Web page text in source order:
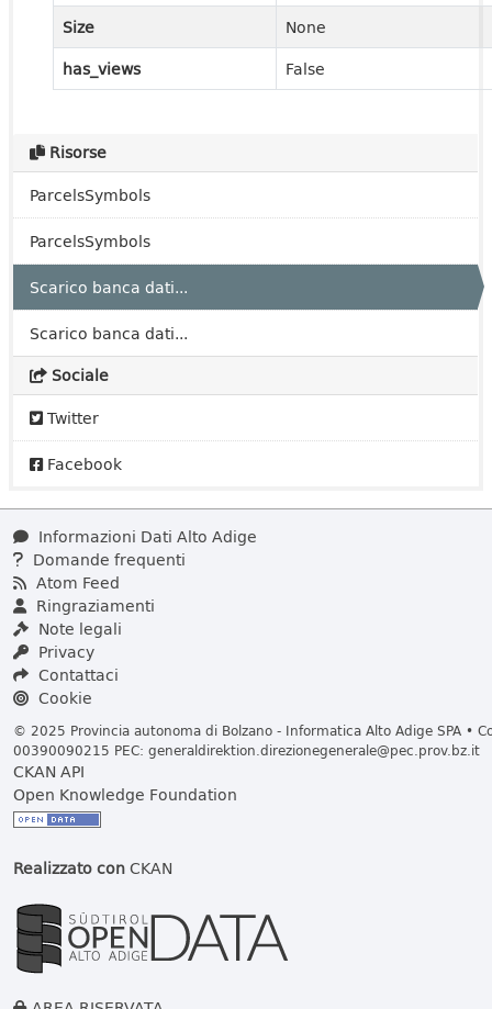
Risorse
ParcelsSymbols
ParcelsSymbols
Scarico banca dati...
Scarico banca dati...
Sociale
Twitter
Facebook
Size
None
has_views
False
Informazioni Dati Alto Adige
Domande frequenti
Atom Feed
Ringraziamenti
Note legali
Privacy
Contattaci
Cookie
© 2025 Provincia autonoma di Bolzano - Informatica Alto Adige SPA •
00390090215 PEC: generaldirektion.direzionegenerale@pec.prov.bz.it
CKAN API
Open Knowledge Foundation
Realizzato conCKAN